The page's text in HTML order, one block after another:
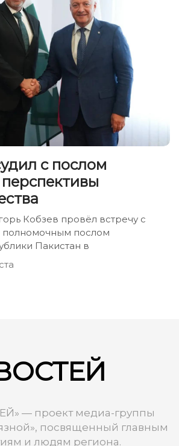
с послом
Кобзев провёл встречу с
послом
Пакистан в
— проект медиа-группы
посвященный главным
и людям региона.